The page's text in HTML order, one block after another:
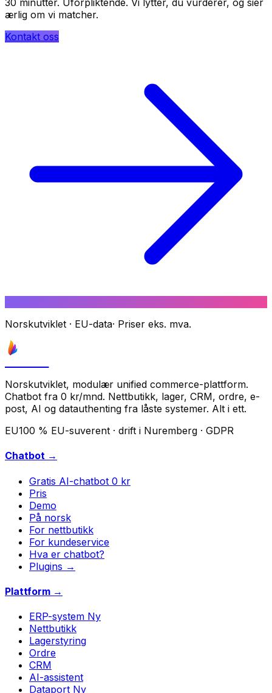
30 minutter. Uforpliktende. Vi lytter, du vurderer, og sier
ærlig om vi matcher.
Kontakt oss
Norskutviklet · EU-data· Priser eks. mva.
Norskutviklet, modulær unified commerce-plattform.
Chatbot fra 0 kr/mnd. Nettbutikk, lager, CRM, ordre, e-
post, AI og datauthenting fra låste systemer. Alt i ett.
EU100 % EU-suverent · drift i Nuremberg · GDPR
Chatbot →
Gratis AI-chatbot 0 kr
Pris
Demo
På norsk
For nettbutikk
For kundeservice
Hva er chatbot?
Plugins →
Plattform →
ERP-system Ny
Nettbutikk
Lagerstyring
Ordre
CRM
AI-assistent
Dataport Ny